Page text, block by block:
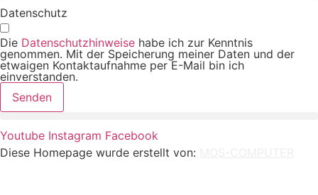
Datenschutz
Die Datenschutzhinweise habe ich zur Kenntnis
genommen. Mit der Speicherung meiner Daten und der
etwaigen Kontaktaufnahme per E-Mail bin ich
einverstanden.
Senden
Youtube Instagram Facebook
Diese Homepage wurde erstellt von: